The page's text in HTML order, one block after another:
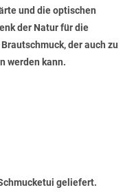
und die optischen
der Natur für die
der auch zu
werden kann.
geliefert.